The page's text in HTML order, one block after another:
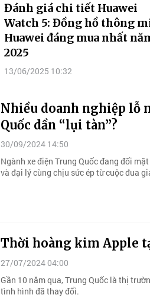
Đánh giá chi tiết Huawei
Watch 5: Đồng hồ thông
Huawei đáng mua nhất
2025
13/06/2025 10:32
Nhiều doanh nghiệp lỗ
Quốc dần “lụi tàn”?
30/09/2024 14:50
Ngành xe điện Trung Quốc đang đối
và đại lý cùng chịu sức ép từ cuộc đua
Thời hoàng kim Apple
27/07/2024 04:00
Gần 10 năm qua, Trung Quốc là thị
tình hình đã thay đổi.